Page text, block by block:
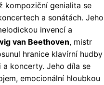
kompoziční genialita se
a sonátách. Jeho
invencí a
van Beethoven, mistr
hranice klavírní hudby
a koncerty. Jeho díla se
emocionální hloubkou